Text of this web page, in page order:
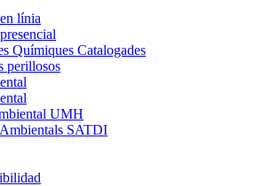
línia
Químiques Catalogades
perillosos
UMH
SATDI